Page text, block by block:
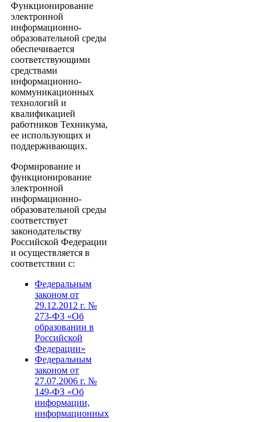
Функционирование
электронной
информационно-
образовательной среды
обеспечивается
соответствующими
средствами
информационно-
коммуникационных
технологий и
квалификацией
работников Техникума,
ее использующих и
поддерживающих.
Формирование и
функционирование
электронной
информационно-
образовательной среды
соответствует
законодательству
Российской Федерации
и осуществляется в
соответствии с:
Федеральным
законом от
29.12.2012 г. №
273-ФЗ «Об
образовании в
Российской
Федерации»
Федеральным
законом от
27.07.2006 г. №
149-ФЗ «Об
информации,
информационных